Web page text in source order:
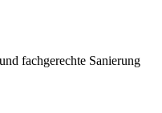
fachgerechte Sanierung